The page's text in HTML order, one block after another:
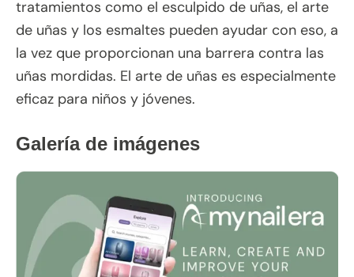
tratamientos como el esculpido de uñas, el arte
de uñas y los esmaltes pueden ayudar con eso, a
la vez que proporcionan una barrera contra las
uñas mordidas. El arte de uñas es especialmente
eficaz para niños y jóvenes.
Galería de imágenes